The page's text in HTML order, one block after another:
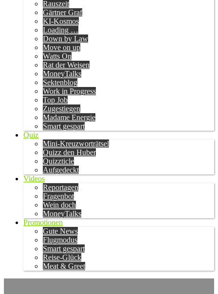
Rauszeit
Gärtner Graf
KI-Kosmos
Loading …
Down by Law
Move on up
Watts On
Rat der Weisen
MoneyTalks
Sektenblog
Work in Progress
Top Job
Zugestiegen
Madame Energie
Smart gespart
Quiz
Mini-Kreuzworträtsel
Quizz den Huber
Quizzticle
Aufgedeckt
Videos
Reportagen
Fragenbot
Wein doch
MoneyTalks
Promotionen
Gute News
Flugmodus
Smart gespart
Reise-Glück
Meat & Greet